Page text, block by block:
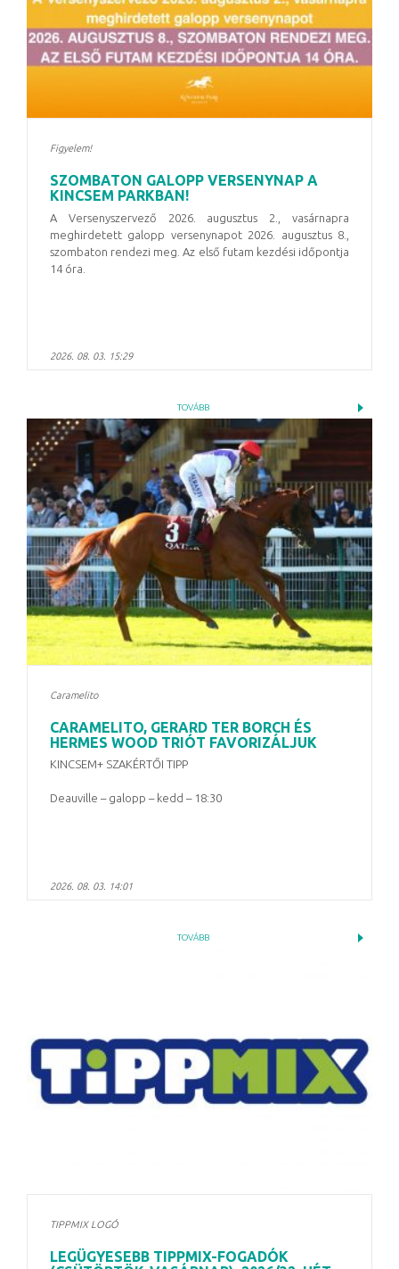
Figyelem!
SZOMBATON GALOPP VERSENYNAP A
KINCSEM PARKBAN!
A Versenyszervező 2026. augusztus 2., vasárnapra
meghirdetett galopp versenynapot 2026. augusztus 8.,
szombaton rendezi meg. Az első futam kezdési időpontja
14 óra
2026. 08. 03. 15:29
TOVÁBB
Caramelito
CARAMELITO, GERARD TER BORCH ÉS
HERMES WOOD TRIÓT FAVORIZÁLJUK
KINCSEM+ SZAKÉRTŐI TIPP
Deauville – galopp – kedd – 18:30
2026. 08. 03. 14:01
TOVÁBB
TIPPMIX LOGÓ
LEGÜGYESEBB TIPPMIX-FOGADÓK